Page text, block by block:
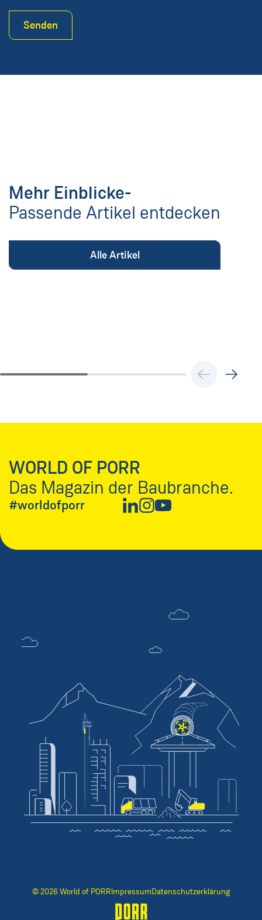
Senden
Mehr Einblicke-
Passende Artikel entdecken
Alle Artikel
WORLD OF PORR
Das Magazin der Baubranche.
#worldofporr Neues Fenster
Neues Fenster
Neues Fenster
© 2026 World of PORRImpressumDatenschutzerklärung